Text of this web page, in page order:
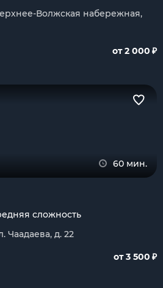
Волжская набережная,
от 2 000 ₽
60 мин.
сложность
Чаадаева, д. 22
от 3 500 ₽